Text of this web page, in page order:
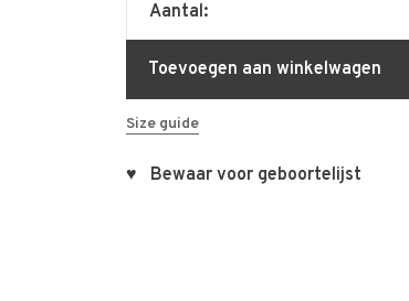
Aantal:
Toevoegen aan winkelwagen
Size guide
♥ Bewaar voor geboortelijst